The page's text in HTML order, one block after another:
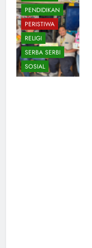
PENDIDIKAN
PERISTIWA
RELIGI
SERBA SERBI
SOSIAL